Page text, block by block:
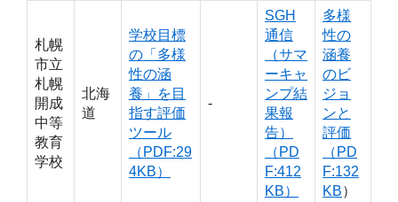
札幌
市立
札幌
開成
中等
教育
学校
北海
道
学校目標
の「多様
性の涵
養」を目
指す評価
ツール
（PDF:29
4KB）
‐
SGH
通信
（サマ
ーキャ
ンプ結
果報
告）
（PD
F:412
KB）
多様
性の
涵養
のビ
ジョ
ンと
評価
（PD
F:132
KB）